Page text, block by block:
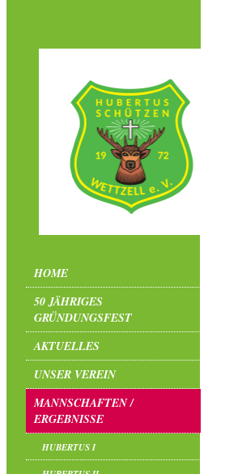
HOME
50 JÄHRIGES
GRÜNDUNGSFEST
AKTUELLES
UNSER VEREIN
MANNSCHAFTEN /
ERGEBNISSE
HUBERTUS I